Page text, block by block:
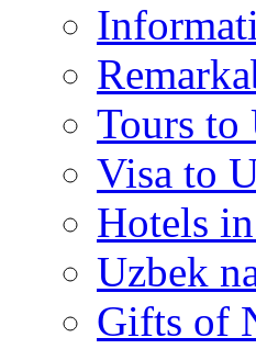
Tours to
Visa to
Hotels
Uzbek
Gifts of